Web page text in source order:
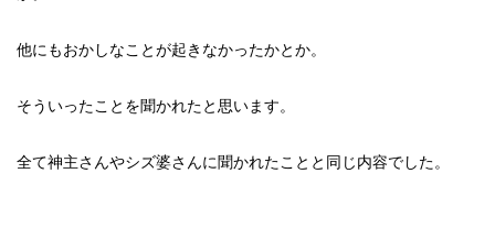
他にもおかしなことが起きなかったかとか。
そういったことを聞かれたと思います。
全て神主さんやシズ婆さんに聞かれたことと同じ内容でした。